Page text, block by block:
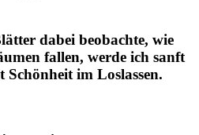
dabei beobachte, wie
fallen, werde ich sanft
im Loslassen.